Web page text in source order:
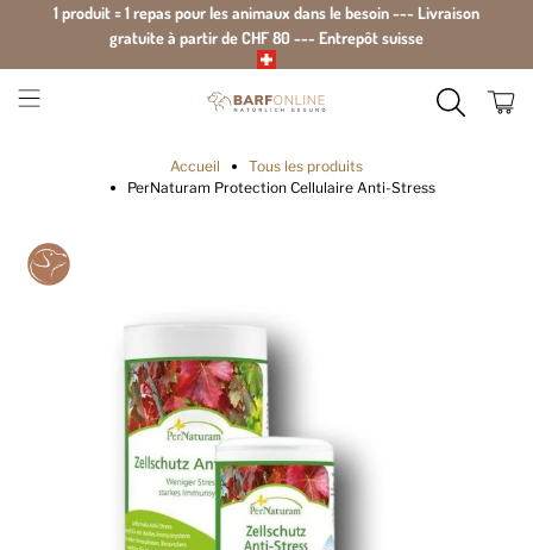
1 produit = 1 repas pour les animaux dans le besoin --- Livraison
gratuite à partir de CHF 80 --- Entrepôt suisse
Accueil
Tous les produits
PerNaturam Protection Cellulaire Anti-Stress